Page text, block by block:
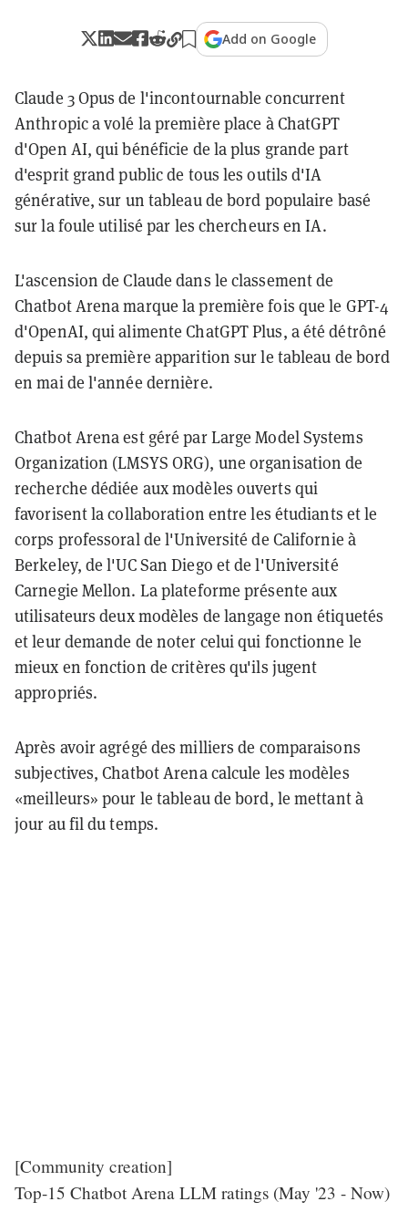
Add on Google
Claude 3 Opus de l'incontournable concurrent
Anthropic a volé la première place à ChatGPT
d'Open AI, qui bénéficie de la plus grande part
d'esprit grand public de tous les outils d'IA
générative, sur un tableau de bord populaire basé
sur la foule utilisé par les chercheurs en IA.
L'ascension de Claude dans le classement de
Chatbot Arena marque la première fois que le GPT-4
d'OpenAI, qui alimente ChatGPT Plus, a été détrôné
depuis sa première apparition sur le tableau de bord
en mai de l'année dernière.
Chatbot Arena est géré par Large Model Systems
Organization (LMSYS ORG), une organisation de
recherche dédiée aux modèles ouverts qui
favorisent la collaboration entre les étudiants et le
corps professoral de l'Université de Californie à
Berkeley, de l'UC San Diego et de l'Université
Carnegie Mellon. La plateforme présente aux
utilisateurs deux modèles de langage non étiquetés
et leur demande de noter celui qui fonctionne le
mieux en fonction de critères qu'ils jugent
appropriés.
Après avoir agrégé des milliers de comparaisons
subjectives, Chatbot Arena calcule les modèles
«meilleurs» pour le tableau de bord, le mettant à
jour au fil du temps.
[Community creation]
Top-15 Chatbot Arena LLM ratings (May '23 - Now)